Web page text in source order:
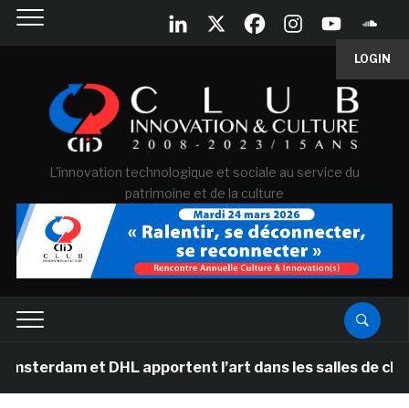
LOGIN
L'innovation technologique et sociale au service du
patrimoine et de la culture
et DHL apportent l’art dans les salles de classe des